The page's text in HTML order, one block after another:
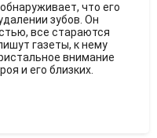
что его
зубов. Он
все стараются
газеты, к нему
внимание
и его близких.